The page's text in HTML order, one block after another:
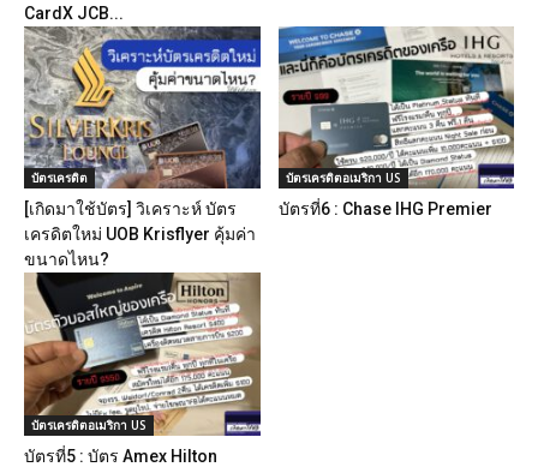
CardX JCB...
บัตรเครดิต
[เกิดมาใช้บัตร] วิเคราะห์ บัตร
เครดิตใหม่ UOB Krisflyer คุ้มค่า
ขนาดไหน?
บัตรเครดิตอเมริกา US
บัตรที่6 : Chase IHG Premier
บัตรเครดิตอเมริกา US
บัตรที่5 : บัตร Amex Hilton